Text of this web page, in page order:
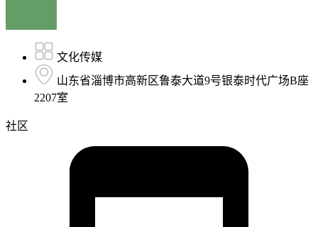
文化传媒
山东省淄博市高新区鲁泰大道9号银泰时代广场B座
2207室
社区